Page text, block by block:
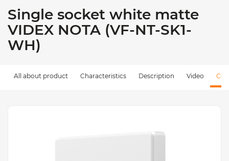
Single socket white matte
VIDEX NOTA (VF-NT-SK1-
WH)
All about product Characteristics Description Video